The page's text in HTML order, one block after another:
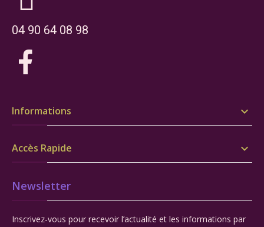
04 90 64 08 98
Informations 
Accès Rapide 
Newsletter
Inscrivez-vous pour recevoir l’actualité et les informations par